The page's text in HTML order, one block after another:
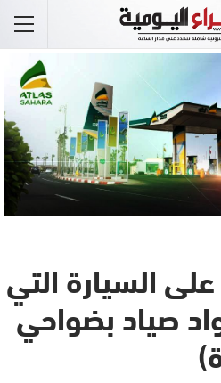
على السيارة التي
صياد بضواحي